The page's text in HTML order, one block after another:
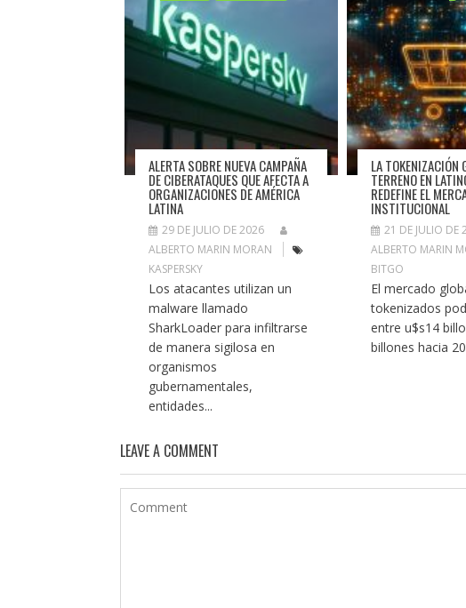
ALERTA SOBRE NUEVA CAMPAÑA
DE CIBERATAQUES QUE AFECTA A
ORGANIZACIONES DE AMÉRICA
LATINA
29 DE JULIO DE 2026
ALBERTO MARIN MORAN
KASPERSKY
Los atacantes utilizan un
malware llamado
SharkLoader para infiltrarse
de manera sigilosa en
organismos
gubernamentales,
entidades...
LA TOKENIZACIÓN
TERRENO EN
REDEFINE EL
INSTITUCIONAL
21 DE JULIO DE
ALBERTO MARIN
BITGO
El mercado
tokenizados
entre u$s14
billones hacia
LEAVE A COMMENT